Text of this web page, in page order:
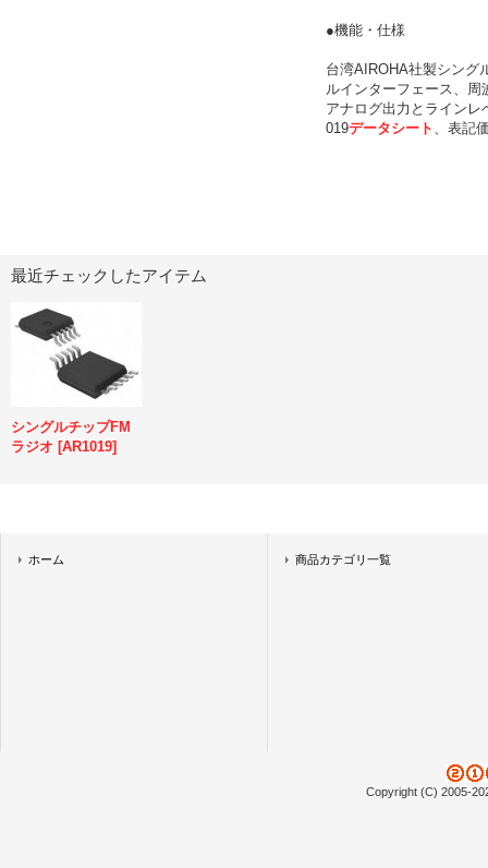
●機能・仕様
台湾AIROHA社製シング
ルインターフェース、
アナログ出力とライン
019データシート 、表記
最近チェックしたアイテム
シングルチップFM
ラジオ [AR1019]
ホーム 商品カテゴリ一覧
Copyright (C) 2005-